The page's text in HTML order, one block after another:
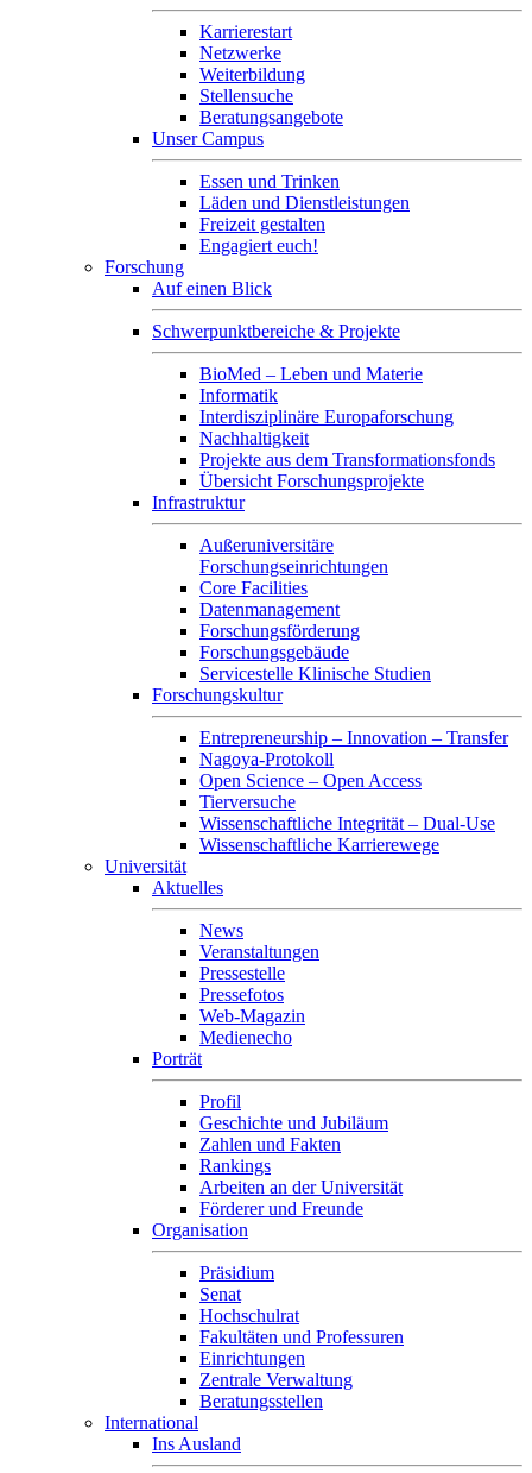
Karrierestart
Netzwerke
Weiterbildung
Stellensuche
Beratungsangebote
Unser Campus
Essen und Trinken
Läden und Dienstleistungen
Freizeit gestalten
Engagiert euch!
Forschung
Auf einen Blick
Schwerpunktbereiche & Projekte
BioMed – Leben und Materie
Informatik
Interdisziplinäre Europaforschung
Nachhaltigkeit
Projekte aus dem Transformationsfonds
Übersicht Forschungsprojekte
Infrastruktur
Außeruniversitäre
Forschungseinrichtungen
Core Facilities
Datenmanagement
Forschungsförderung
Forschungsgebäude
Servicestelle Klinische Studien
Forschungskultur
Entrepreneurship – Innovation – Transfer
Nagoya-Protokoll
Open Science – Open Access
Tierversuche
Wissenschaftliche Integrität – Dual-Use
Wissenschaftliche Karrierewege
Universität
Aktuelles
News
Veranstaltungen
Pressestelle
Pressefotos
Web-Magazin
Medienecho
Porträt
Profil
Geschichte und Jubiläum
Zahlen und Fakten
Rankings
Arbeiten an der Universität
Förderer und Freunde
Organisation
Präsidium
Senat
Hochschulrat
Fakultäten und Professuren
Einrichtungen
Zentrale Verwaltung
Beratungsstellen
International
Ins Ausland